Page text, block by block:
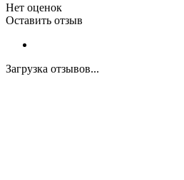
Нет оценок
Оставить отзыв
Загрузка отзывов...